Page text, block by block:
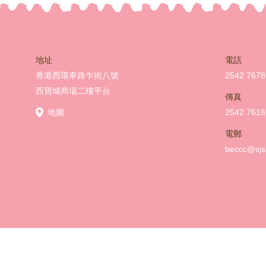
地址
香港西環卑路乍街八號
西寶城商場二樓平台
地圖
電話
2542 7678
傳真
2542 7618
電郵